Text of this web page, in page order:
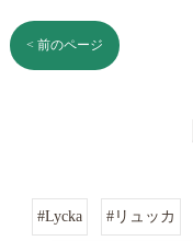
< 前のページ
#Lycka #リュッカ